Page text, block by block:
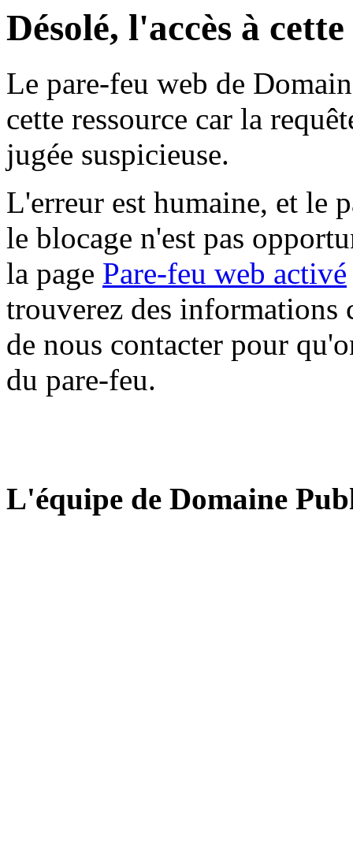
Désolé, l'accès à
Le pare-feu web de
cette ressource car la
jugée suspicieuse.
L'erreur est humaine, et le
le blocage n'est pas
la page Pare-feu web activé
trouverez des informations
de nous contacter pour
du pare-feu.
L'équipe de Domaine